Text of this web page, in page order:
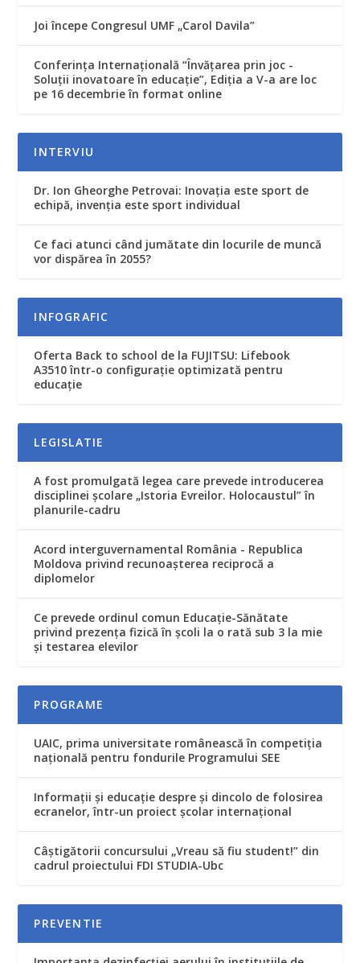
Joi începe Congresul UMF „Carol Davila”
Conferința Internațională “Învățarea prin joc -
Soluții inovatoare în educație”, Ediția a V-a are loc
pe 16 decembrie în format online
INTERVIU
Dr. Ion Gheorghe Petrovai: Inovația este sport de
echipă, invenția este sport individual
Ce faci atunci când jumătate din locurile de muncă
vor dispărea în 2055?
INFOGRAFIC
Oferta Back to school de la FUJITSU: Lifebook
A3510 într-o configurație optimizată pentru
educație
LEGISLATIE
A fost promulgată legea care prevede introducerea
disciplinei şcolare „Istoria Evreilor. Holocaustul” în
planurile-cadru
Acord interguvernamental România - Republica
Moldova privind recunoaşterea reciprocă a
diplomelor
Ce prevede ordinul comun Educaţie-Sănătate
privind prezenţa fizică în şcoli la o rată sub 3 la mie
şi testarea elevilor
PROGRAME
UAIC, prima universitate românească în competiţia
naţională pentru fondurile Programului SEE
Informaţii şi educaţie despre şi dincolo de folosirea
ecranelor, într-un proiect şcolar internaţional
Câștigătorii concursului „Vreau să fiu student!” din
cadrul proiectului FDI STUDIA-Ubc
PREVENTIE